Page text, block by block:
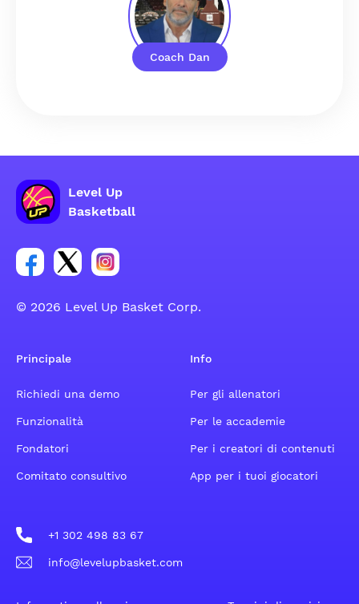
Coach Dan
Level Up
Basketball
Link per il gruppo social dell'account Facebook
Link per il gruppo social dell'account Tweeter
Link per il gruppo social dell'account
© 2026 Level Up Basket Corp.
Principale
Richiedi una demo
Funzionalità
Fondatori
Comitato consultivo
Info
Per gli allenatori
Per le accademie
Per i creatori di contenuti
App per i tuoi giocatori
+1 302 498 83 67
info@levelupbasket.com